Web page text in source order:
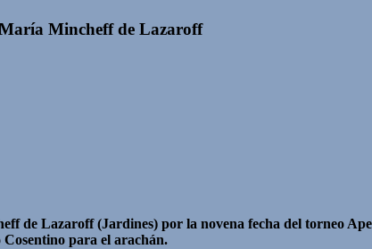
Mincheff de Lazaroff
de Lazaroff (Jardines) por la novena fecha del torneo
para el arachán.